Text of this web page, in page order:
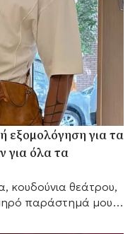
εξομολόγηση για τα
για όλα τα
κουδούνια θεάτρου,
παράστημά μου»,